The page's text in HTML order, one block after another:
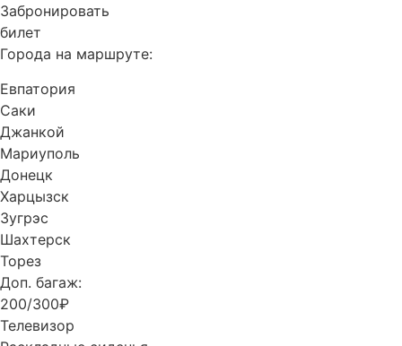
Забронировать
билет
Города на маршруте:
Евпатория
Саки
Джанкой
Мариуполь
Донецк
Харцызск
Зугрэс
Шахтерск
Торез
Доп. багаж:
200/300₽
Телевизор